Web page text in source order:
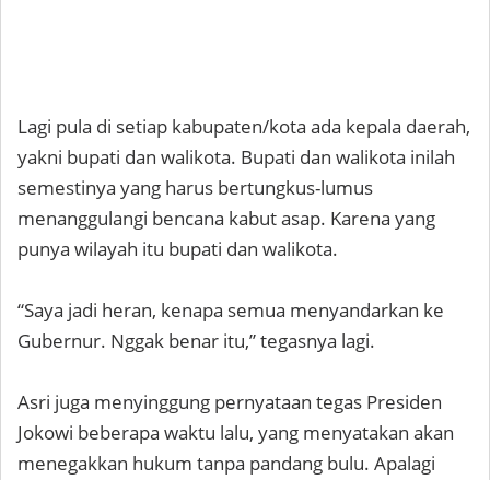
Lagi pula di setiap kabupaten/kota ada kepala daerah,
yakni bupati dan walikota. Bupati dan walikota inilah
semestinya yang harus bertungkus-lumus
menanggulangi bencana kabut asap. Karena yang
punya wilayah itu bupati dan walikota.
“Saya jadi heran, kenapa semua menyandarkan ke
Gubernur. Nggak benar itu,” tegasnya lagi.
Asri juga menyinggung pernyataan tegas Presiden
Jokowi beberapa waktu lalu, yang menyatakan akan
menegakkan hukum tanpa pandang bulu. Apalagi